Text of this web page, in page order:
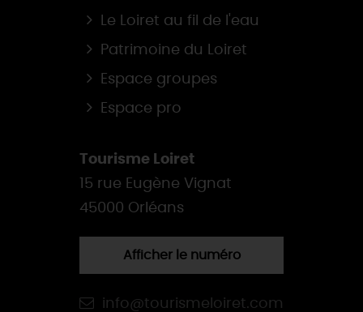
Le Loiret au fil de l'eau
Patrimoine du Loiret
Espace groupes
Espace pro
Tourisme Loiret
15 rue Eugène Vignat
45000 Orléans
Afficher le numéro
info@tourismeloiret.com